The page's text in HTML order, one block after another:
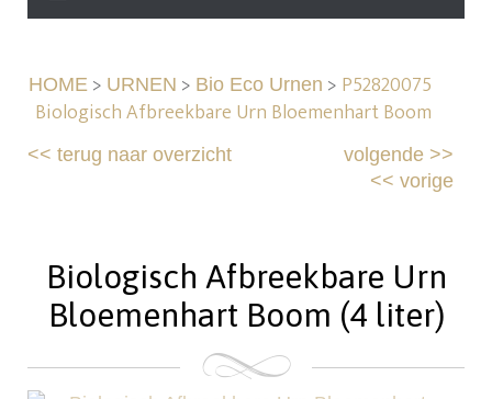
HOME> URNEN > Bio Eco Urnen > P52820075
Biologisch Afbreekbare Urn Bloemenhart Boom
<<terug naar overzicht volgende>>
<< vorige
Biologisch Afbreekbare Urn
Bloemenhart Boom (4 liter)